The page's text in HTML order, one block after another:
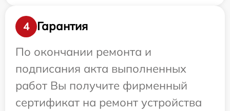
4
Гарантия
По окончании ремонта и
подписания акта выполненных
работ Вы получите фирменный
сертификат на ремонт устройства